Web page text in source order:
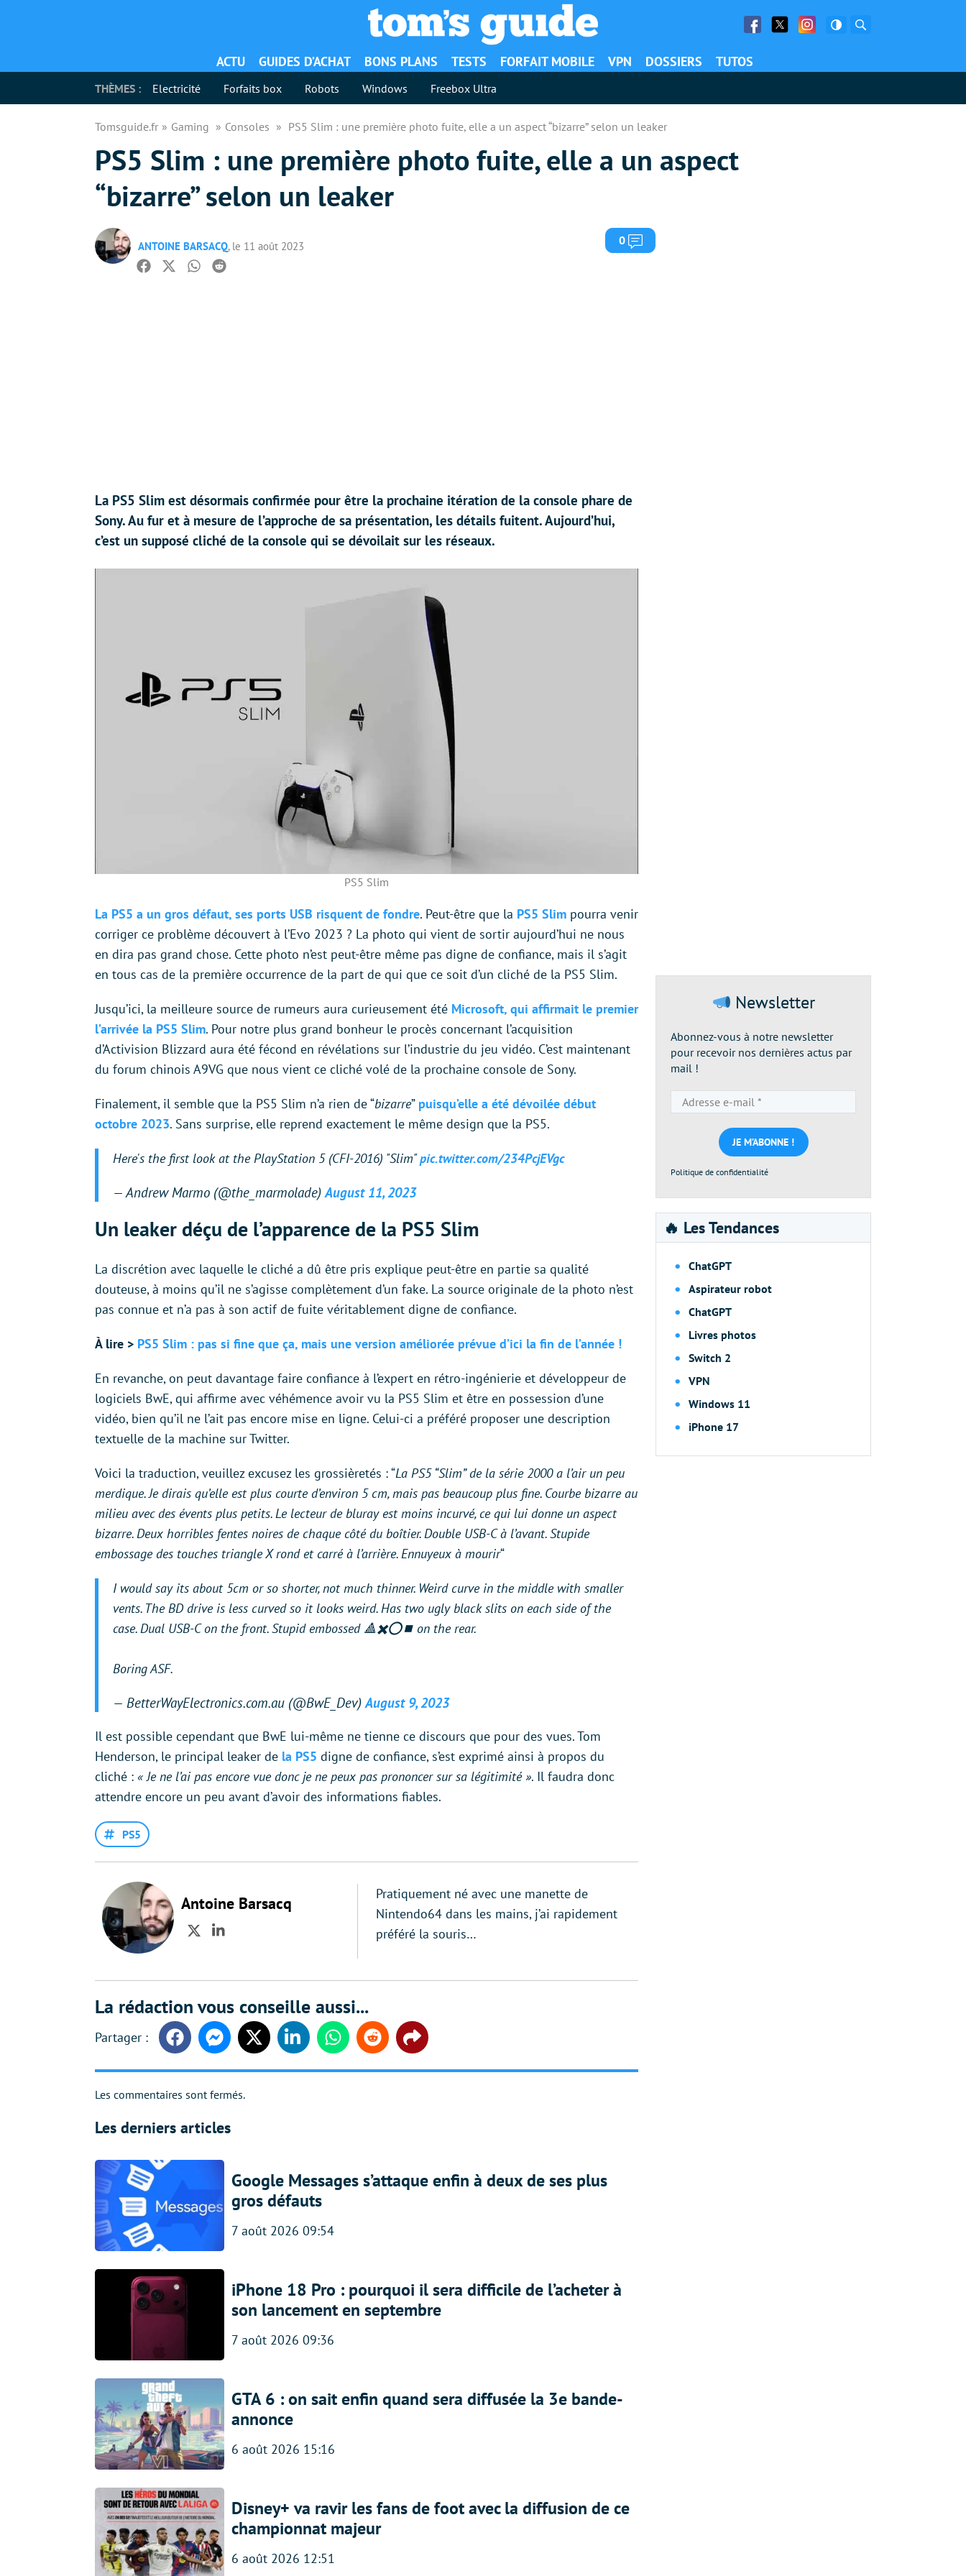
Facebook
Twitter Facebook
ACTU GUIDES D’ACHAT BONS PLANS TESTS FORFAIT MOBILE VPN DOSSIERS TUTOS
THÈMES : Electricité Forfaits box Robots Windows Freebox Ultra
Tomsguide.fr Gaming Consoles PS5 Slim : une première photo fuite, elle a un aspect “bizarre” selon un leaker
PS5 Slim : une première photo fuite, elle a un aspect
“bizarre” selon un leaker
ANTOINE BARSACQ, le 11 août 2023 0 Commentaires
Facebook
TwitterWhatsapp
Reddit
La PS5 Slim est désormais confirmée pour être la prochaine itération de la console phare de
Sony. Au fur et à mesure de l’approche de sa présentation, les détails fuitent. Aujourd’hui,
c’est un supposé cliché de la console qui se dévoilait sur les réseaux.
PS5 Slim
La PS5 a un gros défaut, ses ports USB risquent de fondre. Peut-être que la PS5 Slim pourra venir
corriger ce problème découvert à l’Evo 2023 ? La photo qui vient de sortir aujourd’hui ne nous
en dira pas grand chose. Cette photo n’est peut-être même pas digne de confiance, mais il s’agit
en tous cas de la première occurrence de la part de qui que ce soit d’un cliché de la PS5 Slim.
Jusqu’ici, la meilleure source de rumeurs aura curieusement été Microsoft, qui affirmait le premier
l’arrivée la PS5 Slim. Pour notre plus grand bonheur le procès concernant l’acquisition
d’Activision Blizzard aura été fécond en révélations sur l’industrie du jeu vidéo. C’est maintenant
du forum chinois A9VG que nous vient ce cliché volé de la prochaine console de Sony.
Finalement, il semble que la PS5 Slim n’a rien de “bizarre” puisqu’elle a été dévoilée début
octobre 2023. Sans surprise, elle reprend exactement le même design que la PS5.
Here's the first look at the PlayStation 5 (CFI-2016) "Slim"pic.twitter.com/234PcjEVgc
— Andrew Marmo (@the_marmolade)August 11, 2023
Un leaker déçu de l’apparence de la PS5 Slim
La discrétion avec laquelle le cliché a dû être pris explique peut-être en partie sa qualité
douteuse, à moins qu’il ne s’agisse complètement d’un fake. La source originale de la photo n’est
pas connue et n’a pas à son actif de fuite véritablement digne de confiance.
À lire > PS5 Slim : pas si fine que ça, mais une version améliorée prévue d’ici la fin de l’année !
En revanche, on peut davantage faire confiance à l’expert en rétro-ingénierie et développeur de
logiciels BwE, qui affirme avec véhémence avoir vu la PS5 Slim et être en possession d’une
vidéo, bien qu’il ne l’ait pas encore mise en ligne. Celui-ci a préféré proposer une description
textuelle de la machine sur Twitter.
Voici la traduction, veuillez excusez les grossièretés : “La PS5 “Slim” de la série 2000 a l’air un peu
merdique. Je dirais qu’elle est plus courte d’environ 5 cm, mais pas beaucoup plus fine. Courbe bizarre au
milieu avec des évents plus petits. Le lecteur de bluray est moins incurvé, ce qui lui donne un aspect
bizarre. Deux horribles fentes noires de chaque côté du boîtier. Double USB-C à l’avant. Stupide
embossage des touches triangle X rond et carré à l’arrière. Ennuyeux à mourir“
I would say its about 5cm or so shorter, not much thinner. Weird curve in the middle with smaller
vents. The BD drive is less curved so it looks weird. Has two ugly black slits on each side of the
case. Dual USB-C on the front. Stupid embossed 🔺✖️⭕️⏹️ on the rear.
Boring ASF.
— BetterWayElectronics.com.au (@BwE_Dev)August 9, 2023
Il est possible cependant que BwE lui-même ne tienne ce discours que pour des vues. Tom
Henderson, le principal leaker de la PS5 digne de confiance, s’est exprimé ainsi à propos du
cliché : « Je ne l’ai pas encore vue donc je ne peux pas prononcer sur sa légitimité ». Il faudra donc
attendre encore un peu avant d’avoir des informations fiables.
PS5
Antoine Barsacq
TwitterLinkedIn
Pratiquement né avec une manette de
Nintendo64 dans les mains, j’ai rapidement
préféré la souris…
La rédaction vous conseille aussi...
FacebookMessengerTwitter LinkedinWhatsappReddit Share
Les commentaires sont fermés.
Les derniers articles
Google Messages s’attaque enfin à deux de ses plus
gros défauts
7 août 2026 09:54
iPhone 18 Pro : pourquoi il sera difficile de l’acheter à
son lancement en septembre
7 août 2026 09:36
GTA 6 : on sait enfin quand sera diffusée la 3e bande-
annonce
6 août 2026 15:16
Disney+ va ravir les fans de foot avec la diffusion de ce
championnat majeur
6 août 2026 12:51
Newsletter
Abonnez-vous à notre newsletter
pour recevoir nos dernières actus par
mail !
e-
mail
*
Politique de confidentialité
🔥 Les Tendances
ChatGPT
Aspirateur robot
ChatGPT
Livres photos
Switch 2
VPN
Windows 11
iPhone 17